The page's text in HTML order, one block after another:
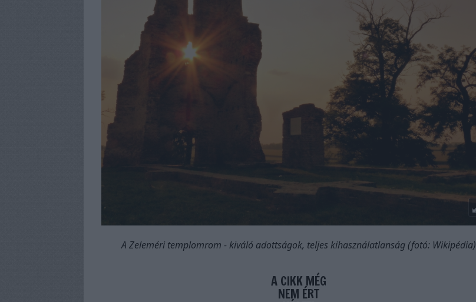
A Zeleméri templomrom - kiváló adottságok, teljes kihasználatlanság (fotó: Wikipédia)
A CIKK MÉG
NEM ÉRT